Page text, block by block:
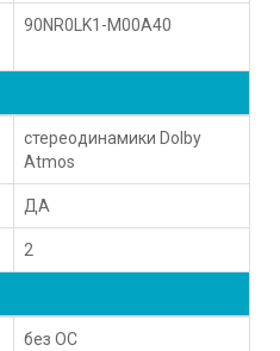
90NR0LK1-M00A40
стереодинамики Dolby
Atmos
ДА
2
без ОС